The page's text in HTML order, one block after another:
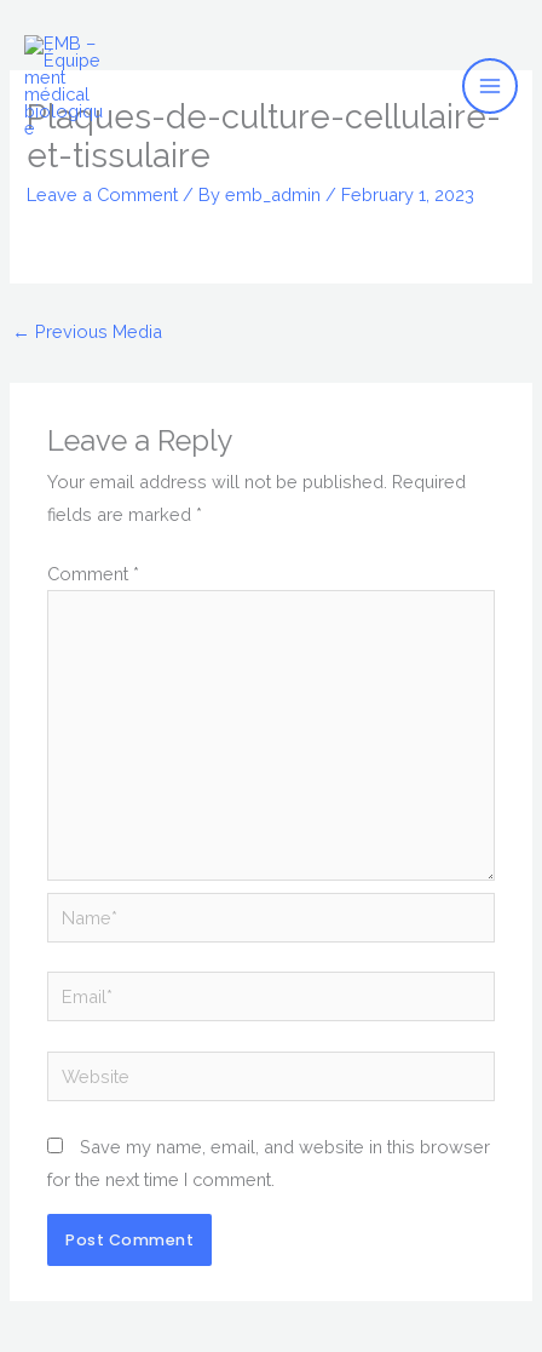
content
Plaques-de-culture-cellulaire-
et-tissulaire
Leave a Comment / Byemb_admin / February 1, 2023
← Previous Media
Leave a Reply
Your email address will not be published. Required
fields are marked *
Comment *
Name*
Email*
Website
Save my name, email, and website in this browser
for the next time I comment.